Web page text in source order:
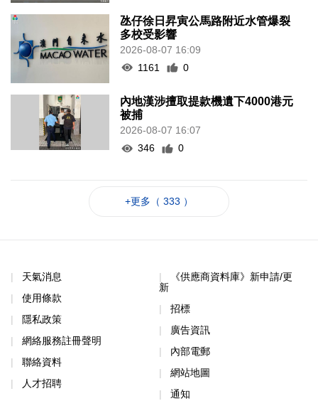
氹仔徐日昇寅公馬路附近水管爆裂
多校受影響
2026-08-07 16:09
1161
0
內地漢涉擅取提款機遺下4000港元
被捕
2026-08-07 16:07
346
0
+更多（ 333 ）
天氣消息
使用條款
隱私政策
網絡服務註冊聲明
聯絡資料
人才招聘
《供應商資料庫》新申請/更
新
招標
廣告資訊
內部電郵
網站地圖
通知